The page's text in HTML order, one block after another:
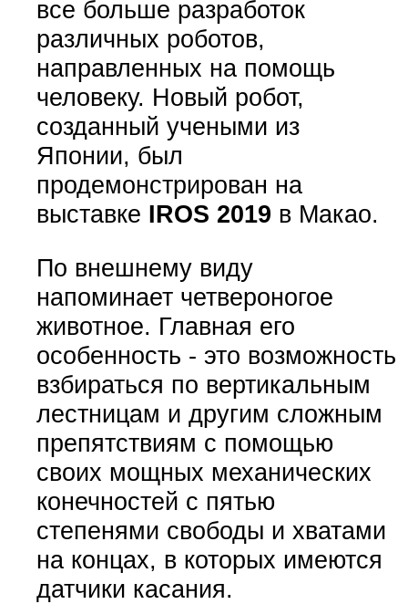
все больше разработок
различных роботов,
направленных на помощь
человеку. Новый робот,
созданный учеными из
Японии, был
продемонстрирован на
выставке IROS 2019 в Макао.
По внешнему виду
напоминает четвероногое
животное. Главная его
особенность - это возможность
взбираться по вертикальным
лестницам и другим сложным
препятствиям с помощью
своих мощных механических
конечностей с пятью
степенями свободы и хватами
на концах, в которых имеются
датчики касания.